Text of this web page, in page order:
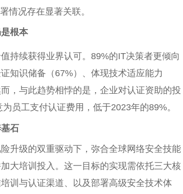
情况存在显著关联。
根本
持续获得业界认可。89%的IT决策者更倾向
知识储备（67%）、体现技术适应能力
，与此趋势相悖的是，企业对认证资助的投
员工支付认证费用，低于2023年的89%。
石
升级的双重驱动下，弥合全球网络安全技能
大培训投入。这一目标的实现需依托三大核
训与认证渠道、以及部署高级安全技术体